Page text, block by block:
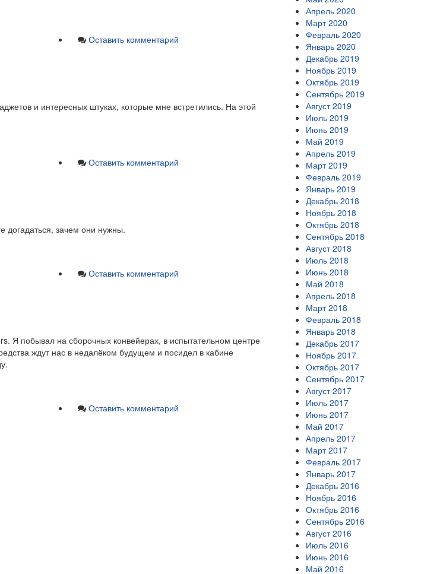
Оставить комментарий
и интересных штуках, которые мне встретились. На этой
Оставить комментарий
догадаться, зачем они нужны.
Оставить комментарий
Я побывал на сборочных конвейерах, в испытательном центре
ждут нас в недалёком будущем и посидел в кабине
Оставить комментарий
Апрель 2020
Март 2020
Февраль 2020
Январь 2020
Декабрь 2019
Ноябрь 2019
Октябрь 2019
Сентябрь 2019
Август 2019
Июль 2019
Июнь 2019
Май 2019
Апрель 2019
Март 2019
Февраль 2019
Январь 2019
Декабрь 2018
Ноябрь 2018
Октябрь 2018
Сентябрь 2018
Август 2018
Июль 2018
Июнь 2018
Май 2018
Апрель 2018
Март 2018
Февраль 2018
Январь 2018
Декабрь 2017
Ноябрь 2017
Октябрь 2017
Сентябрь 2017
Август 2017
Июль 2017
Июнь 2017
Май 2017
Апрель 2017
Март 2017
Февраль 2017
Январь 2017
Декабрь 2016
Ноябрь 2016
Октябрь 2016
Сентябрь 2016
Август 2016
Июль 2016
Июнь 2016
Май 2016